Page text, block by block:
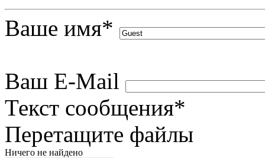
Ваше имя*
Ваш E-Mail
Текст сообщения*
Перетащите файлы
Ничего не найдено